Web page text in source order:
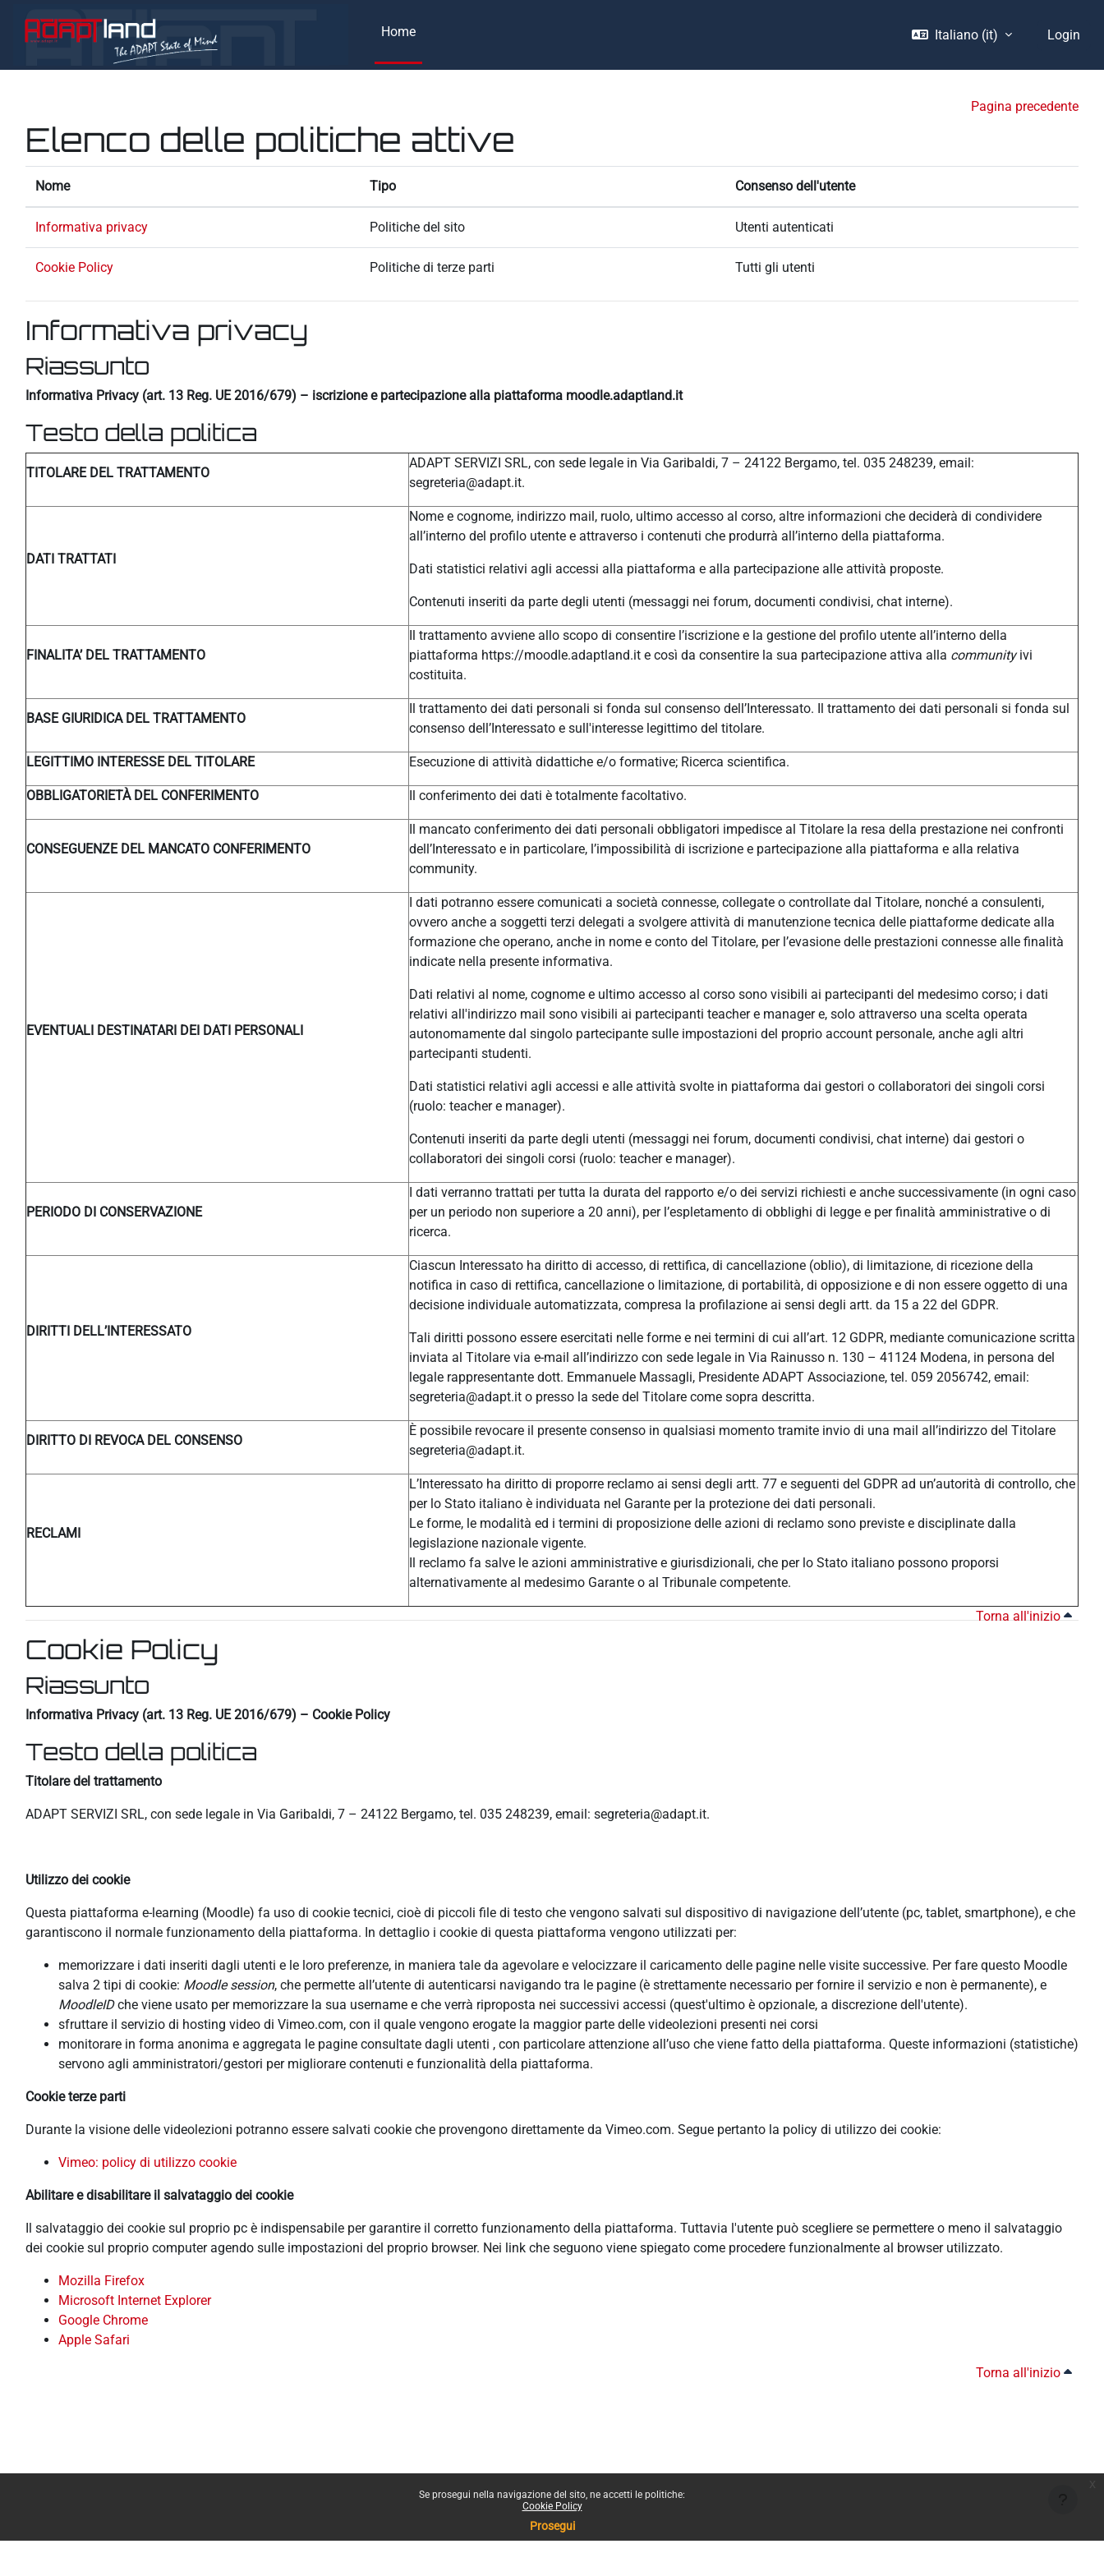
Se prosegui nella navigazione del sito, ne accetti le politiche:
Cookie Policy
Prosegui
Home Italiano ‎(it)‎ Login
Pagina precedente
Elenco delle politiche attive
Nome Tipo Consenso dell'utente
Informativa privacy Politiche del sito Utenti autenticati
Cookie Policy Politiche di terze parti Tutti gli utenti
Informativa privacy
Riassunto
Informativa Privacy (art. 13 Reg. UE 2016/679) – iscrizione e partecipazione alla piattaforma moodle.adaptland.it
Testo della politica
TITOLARE DEL TRATTAMENTO
ADAPT SERVIZI SRL, con sede legale in Via Garibaldi, 7 – 24122 Bergamo, tel. 035 248239, email:
segreteria@adapt.it.
DATI TRATTATI
Nome e cognome, indirizzo mail, ruolo, ultimo accesso al corso, altre informazioni che deciderà di condividere
all’interno del profilo utente e attraverso i contenuti che produrrà all’interno della piattaforma.
Dati statistici relativi agli accessi alla piattaforma e alla partecipazione alle attività proposte.
Contenuti inseriti da parte degli utenti (messaggi nei forum, documenti condivisi, chat interne).
FINALITA’ DEL TRATTAMENTO
Il trattamento avviene allo scopo di consentire l’iscrizione e la gestione del profilo utente all’interno della
piattaforma https://moodle.adaptland.it e così da consentire la sua partecipazione attiva alla communityivi
costituita.
BASE GIURIDICA DEL TRATTAMENTO
Il trattamento dei dati personali si fonda sul consenso dell’Interessato. Il trattamento dei dati personali si fonda sul
consenso dell’Interessato e sull'interesse legittimo del titolare.
LEGITTIMO INTERESSE DEL TITOLARE Esecuzione di attività didattiche e/o formative; Ricerca scientifica.
OBBLIGATORIETÀ DEL CONFERIMENTO Il conferimento dei dati è totalmente facoltativo.
CONSEGUENZE DEL MANCATO CONFERIMENTO
Il mancato conferimento dei dati personali obbligatori impedisce al Titolare la resa della prestazione nei confronti
dell’Interessato e in particolare, l’impossibilità di iscrizione e partecipazione alla piattaforma e alla relativa
community.
EVENTUALI DESTINATARI DEI DATI PERSONALI
I dati potranno essere comunicati a società connesse, collegate o controllate dal Titolare, nonché a consulenti,
ovvero anche a soggetti terzi delegati a svolgere attività di manutenzione tecnica delle piattaforme dedicate alla
formazione che operano, anche in nome e conto del Titolare, per l’evasione delle prestazioni connesse alle finalità
indicate nella presente informativa.
Dati relativi al nome, cognome e ultimo accesso al corso sono visibili ai partecipanti del medesimo corso; i dati
relativi all'indirizzo mail sono visibili ai partecipanti teacher e manager e, solo attraverso una scelta operata
autonomamente dal singolo partecipante sulle impostazioni del proprio account personale, anche agli altri
partecipanti studenti.
Dati statistici relativi agli accessi e alle attività svolte in piattaforma dai gestori o collaboratori dei singoli corsi
(ruolo: teacher e manager).
Contenuti inseriti da parte degli utenti (messaggi nei forum, documenti condivisi, chat interne) dai gestori o
collaboratori dei singoli corsi (ruolo: teacher e manager).
PERIODO DI CONSERVAZIONE
I dati verranno trattati per tutta la durata del rapporto e/o dei servizi richiesti e anche successivamente (in ogni caso
per un periodo non superiore a 20 anni), per l’espletamento di obblighi di legge e per finalità amministrative o di
ricerca.
DIRITTI DELL’INTERESSATO
Ciascun Interessato ha diritto di accesso, di rettifica, di cancellazione (oblio), di limitazione, di ricezione della
notifica in caso di rettifica, cancellazione o limitazione, di portabilità, di opposizione e di non essere oggetto di una
decisione individuale automatizzata, compresa la profilazione ai sensi degli artt. da 15 a 22 del GDPR.
Tali diritti possono essere esercitati nelle forme e nei termini di cui all’art. 12 GDPR, mediante comunicazione scritta
inviata al Titolare via e-mail all’indirizzo con sede legale in Via Rainusso n. 130 – 41124 Modena, in persona del
legale rappresentante dott. Emmanuele Massagli, Presidente ADAPT Associazione, tel. 059 2056742, email:
segreteria@adapt.it o presso la sede del Titolare come sopra descritta.
DIRITTO DI REVOCA DEL CONSENSO
È possibile revocare il presente consenso in qualsiasi momento tramite invio di una mail all’indirizzo del Titolare
segreteria@adapt.it.
RECLAMI
L’Interessato ha diritto di proporre reclamo ai sensi degli artt. 77 e seguenti del GDPR ad un’autorità di controllo, che
per lo Stato italiano è individuata nel Garante per la protezione dei dati personali.
Le forme, le modalità ed i termini di proposizione delle azioni di reclamo sono previste e disciplinate dalla
legislazione nazionale vigente.
Il reclamo fa salve le azioni amministrative e giurisdizionali, che per lo Stato italiano possono proporsi
alternativamente al medesimo Garante o al Tribunale competente.
Torna all'inizio
Cookie Policy
Riassunto
Informativa Privacy (art. 13 Reg. UE 2016/679) – Cookie Policy
Testo della politica
Titolare del trattamento
ADAPT SERVIZI SRL, con sede legale in Via Garibaldi, 7 – 24122 Bergamo, tel. 035 248239, email: segreteria@adapt.it.
Utilizzo dei cookie
Questa piattaforma e-learning (Moodle) fa uso di cookie tecnici, cioè di piccoli file di testo che vengono salvati sul dispositivo di navigazione dell’utente (pc, tablet, smartphone), e che
garantiscono il normale funzionamento della piattaforma. In dettaglio i cookie di questa piattaforma vengono utilizzati per:
memorizzare i dati inseriti dagli utenti e le loro preferenze, in maniera tale da agevolare e velocizzare il caricamento delle pagine nelle visite successive. Per fare questo Moodle
salva 2 tipi di cookie: Moodle session, che permette all’utente di autenticarsi navigando tra le pagine (è strettamente necessario per fornire il servizio e non è permanente), e
MoodleIDche viene usato per memorizzare la sua username e che verrà riproposta nei successivi accessi (quest'ultimo è opzionale, a discrezione dell'utente).
sfruttare il servizio di hosting video di Vimeo.com, con il quale vengono erogate la maggior parte delle videolezioni presenti nei corsi
monitorare in forma anonima e aggregata le pagine consultate dagli utenti , con particolare attenzione all’uso che viene fatto della piattaforma. Queste informazioni (statistiche)
servono agli amministratori/gestori per migliorare contenuti e funzionalità della piattaforma.
Cookie terze parti
Durante la visione delle videolezioni potranno essere salvati cookie che provengono direttamente da Vimeo.com. Segue pertanto la policy di utilizzo dei cookie:
Vimeo: policy di utilizzo cookie
Abilitare e disabilitare il salvataggio dei cookie
Il salvataggio dei cookie sul proprio pc è indispensabile per garantire il corretto funzionamento della piattaforma. Tuttavia l'utente può scegliere se permettere o meno il salvataggio
dei cookie sul proprio computer agendo sulle impostazioni del proprio browser. Nei link che seguono viene spiegato come procedere funzionalmente al browser utilizzato.
Mozilla Firefox
Microsoft Internet Explorer
Google Chrome
Apple Safari
Torna all'inizio